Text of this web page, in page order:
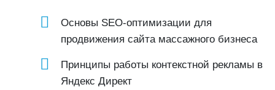
Основы SEO-оптимизации для
продвижения сайта массажного бизнеса
Принципы работы контекстной рекламы в
Яндекс Директ